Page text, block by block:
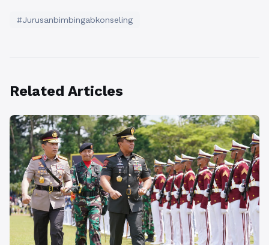
#Jurusanbimbingabkonseling
Related Articles